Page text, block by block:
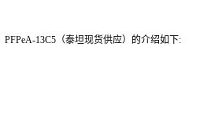
PFPeA-13C5（泰坦现货供应）的介绍如下: